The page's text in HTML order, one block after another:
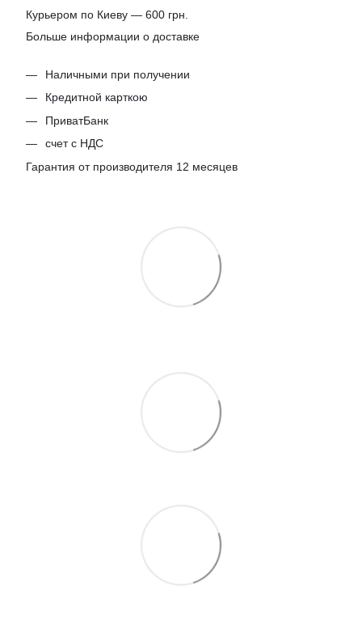
Курьером по Киеву — 600 грн.
Больше информации о доставке
Наличными при получении
Кредитной карткою
ПриватБанк
счет с НДС
Гарантия от производителя 12 месяцев